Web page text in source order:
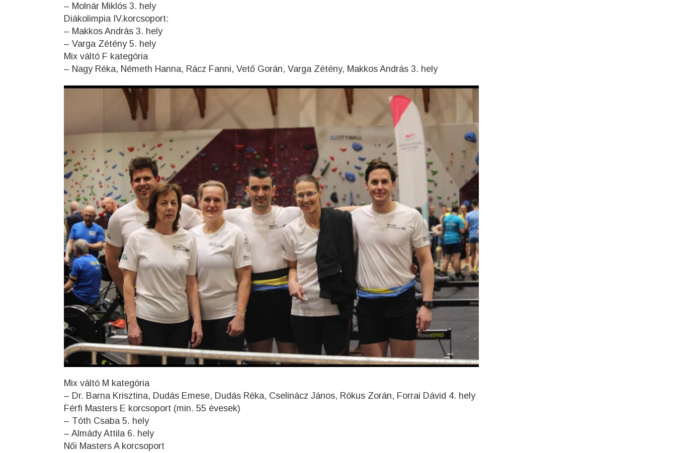
– Molnár Miklós 3. hely
Diákolimpia IV.korcsoport:
– Makkos András 3. hely
– Varga Zétény 5. hely
Mix váltó F kategória
– Nagy Réka, Németh Hanna, Rácz Fanni, Vető Gorán, Varga Zétény, Makkos András 3. hely
Mix váltó M kategória
– Dr. Barna Krisztina, Dudás Emese, Dudás Réka, Cselinácz János, Rókus Zorán, Forrai Dávid 4. hely
Férfi Masters E korcsoport (min. 55 évesek)
– Tóth Csaba 5. hely
– Almády Attila 6. hely
Női Masters A korcsoport